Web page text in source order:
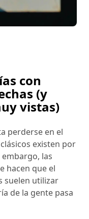
con
(y
vistas)
perderse en el
existen por
las
hacen que el
suelen utilizar
de la gente pasa